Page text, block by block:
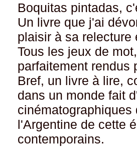
Boquitas pintadas,
Un livre que j'ai
plaisir à sa relecture
Tous les jeux de
parfaitement rendus
Bref, un livre à lire,
dans un monde fait
l'Argentine de cette
contemporains.